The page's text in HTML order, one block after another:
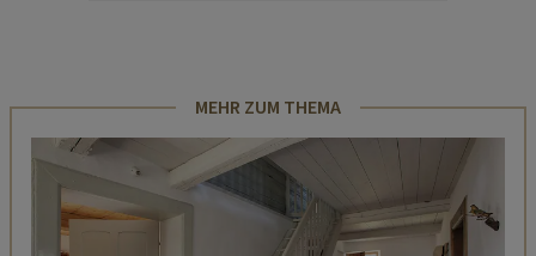
MEHR ZUM THEMA